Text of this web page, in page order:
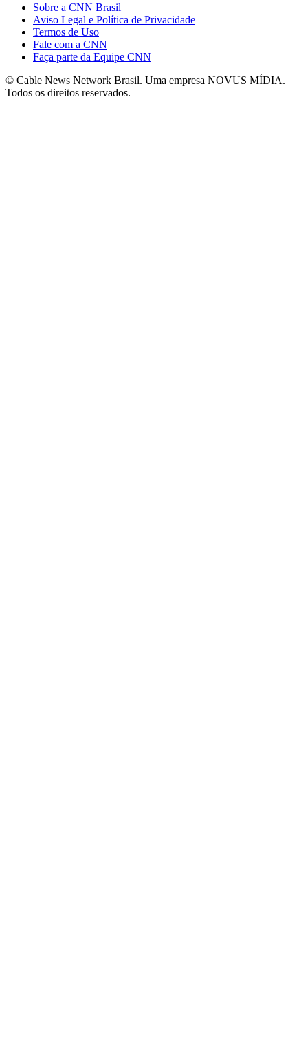
Sobre a CNN Brasil
Aviso Legal e Política de Privacidade
Termos de Uso
Fale com a CNN
Faça parte da Equipe CNN
© Cable News Network Brasil. Uma empresa NOVUS MÍDIA.
Todos os direitos reservados.